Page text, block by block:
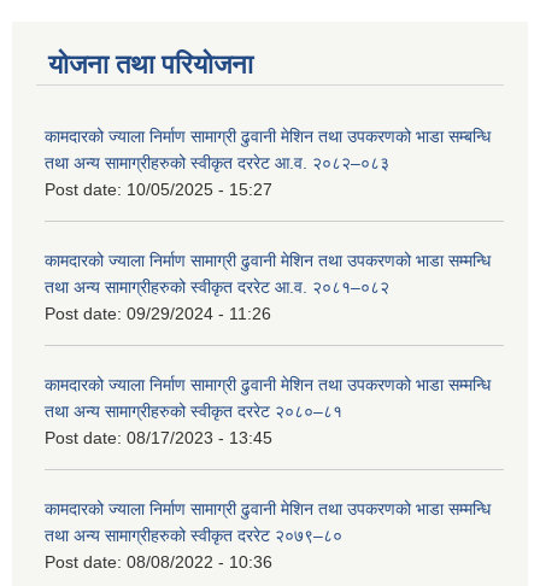
योजना तथा परियोजना
कामदारको ज्याला निर्माण सामाग्री ढुवानी मेशिन तथा उपकरणको भाडा सम्बन्धि
तथा अन्य सामाग्रीहरुको स्वीकृत दररेट आ.व. २०८२–०८३
Post date: 10/05/2025 - 15:27
कामदारको ज्याला निर्माण सामाग्री ढुवानी मेशिन तथा उपकरणको भाडा सम्मन्धि
तथा अन्य सामाग्रीहरुको स्वीकृत दररेट आ.व. २०८१–०८२
Post date: 09/29/2024 - 11:26
कामदारको ज्याला निर्माण सामाग्री ढुवानी मेशिन तथा उपकरणको भाडा सम्मन्धि
तथा अन्य सामाग्रीहरुको स्वीकृत दररेट २०८०–८१
Post date: 08/17/2023 - 13:45
कामदारको ज्याला निर्माण सामाग्री ढुवानी मेशिन तथा उपकरणको भाडा सम्मन्धि
तथा अन्य सामाग्रीहरुको स्वीकृत दररेट २०७९–८०
Post date: 08/08/2022 - 10:36